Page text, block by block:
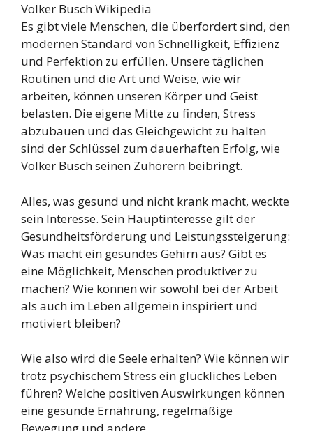
Volker Busch Wikipedia
Es gibt viele Menschen, die überfordert sind, den
modernen Standard von Schnelligkeit, Effizienz
und Perfektion zu erfüllen. Unsere täglichen
Routinen und die Art und Weise, wie wir
arbeiten, können unseren Körper und Geist
belasten. Die eigene Mitte zu finden, Stress
abzubauen und das Gleichgewicht zu halten
sind der Schlüssel zum dauerhaften Erfolg, wie
Volker Busch seinen Zuhörern beibringt.
Alles, was gesund und nicht krank macht, weckte
sein Interesse. Sein Hauptinteresse gilt der
Gesundheitsförderung und Leistungssteigerung:
Was macht ein gesundes Gehirn aus? Gibt es
eine Möglichkeit, Menschen produktiver zu
machen? Wie können wir sowohl bei der Arbeit
als auch im Leben allgemein inspiriert und
motiviert bleiben?
Wie also wird die Seele erhalten? Wie können wir
trotz psychischem Stress ein glückliches Leben
führen? Welche positiven Auswirkungen können
eine gesunde Ernährung, regelmäßige